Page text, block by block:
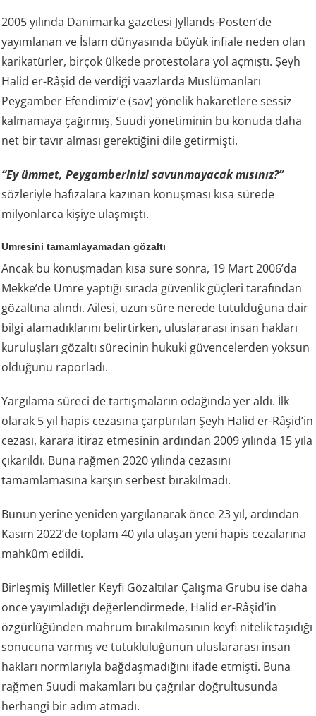
2005 yılında Danimarka gazetesi Jyllands-Posten’de
yayımlanan ve İslam dünyasında büyük infiale neden olan
karikatürler, birçok ülkede protestolara yol açmıştı. Şeyh
Halid er-Râşid de verdiği vaazlarda Müslümanları
Peygamber Efendimiz’e (sav) yönelik hakaretlere sessiz
kalmamaya çağırmış, Suudi yönetiminin bu konuda daha
net bir tavır alması gerektiğini dile getirmişti.
“Ey ümmet, Peygamberinizi savunmayacak mısınız?”
sözleriyle hafızalara kazınan konuşması kısa sürede
milyonlarca kişiye ulaşmıştı.
Umresini tamamlayamadan gözaltı
Ancak bu konuşmadan kısa süre sonra, 19 Mart 2006’da
Mekke’de Umre yaptığı sırada güvenlik güçleri tarafından
gözaltına alındı. Ailesi, uzun süre nerede tutulduğuna dair
bilgi alamadıklarını belirtirken, uluslararası insan hakları
kuruluşları gözaltı sürecinin hukuki güvencelerden yoksun
olduğunu raporladı.
Yargılama süreci de tartışmaların odağında yer aldı. İlk
olarak 5 yıl hapis cezasına çarptırılan Şeyh Halid er-Râşid’in
cezası, karara itiraz etmesinin ardından 2009 yılında 15 yıla
çıkarıldı. Buna rağmen 2020 yılında cezasını
tamamlamasına karşın serbest bırakılmadı.
Bunun yerine yeniden yargılanarak önce 23 yıl, ardından
Kasım 2022’de toplam 40 yıla ulaşan yeni hapis cezalarına
mahkûm edildi.
Birleşmiş Milletler Keyfi Gözaltılar Çalışma Grubu ise daha
önce yayımladığı değerlendirmede, Halid er-Râşid’in
özgürlüğünden mahrum bırakılmasının keyfi nitelik taşıdığı
sonucuna varmış ve tutukluluğunun uluslararası insan
hakları normlarıyla bağdaşmadığını ifade etmişti. Buna
rağmen Suudi makamları bu çağrılar doğrultusunda
herhangi bir adım atmadı.